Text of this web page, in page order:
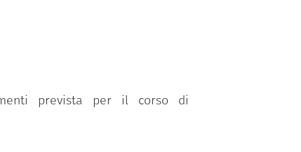
prevista per il corso di